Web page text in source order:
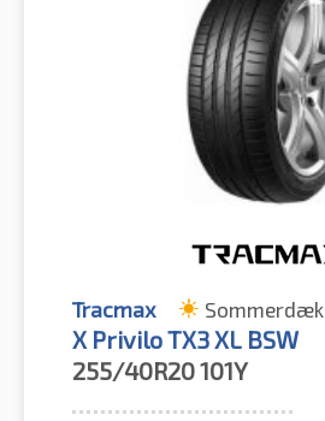
Tracmax Sommerdæk
X Privilo TX3 XL BSW
255/40R20101Y